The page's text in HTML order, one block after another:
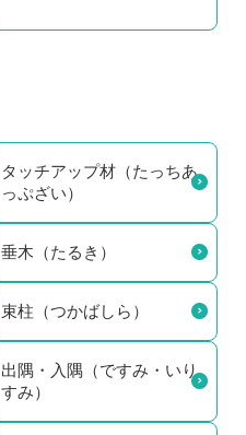
タッチアップ材（たっちあ
っぷざい）
垂木（たるき）
束柱（つかばしら）
出隅・入隅（ですみ・いり
すみ）